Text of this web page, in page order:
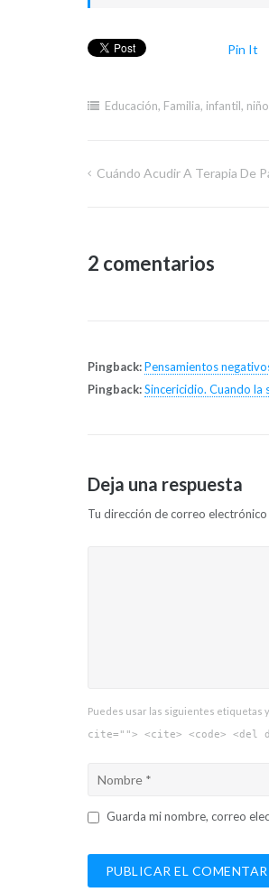
Pin It
Educación, Familia, infantil,
Navegación
entradas
Cuándo Acudir A Terapia De
2 comentarios
Pingback:Pensamientos
Pingback:Sincericidio. Cuando la
Deja una respuesta
Tu dirección de correo
Puedes usar las siguientes etiquetas
cite=""> <cite> <code> <del
Guarda mi nombre, correo